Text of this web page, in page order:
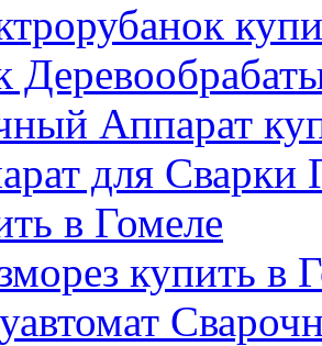
Аппарат
для
в Гомеле
купить в